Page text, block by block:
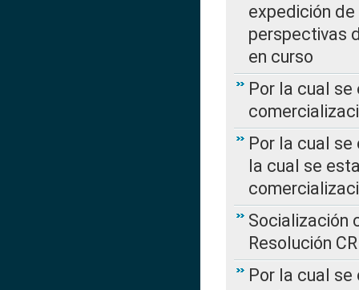
expedición de
perspectivas
en curso
Por la cual
Por la cual se
la cual se
Socialización
Resolución
Por la cual